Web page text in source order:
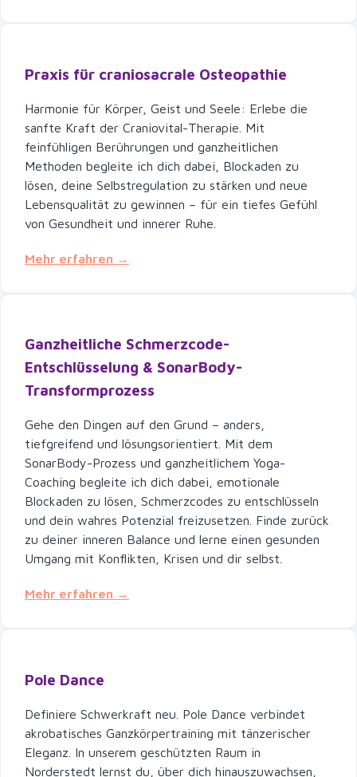
Praxis für craniosacrale Osteopathie
Harmonie für Körper, Geist und Seele: Erlebe die
sanfte Kraft der Craniovital-Therapie. Mit
feinfühligen Berührungen und ganzheitlichen
Methoden begleite ich dich dabei, Blockaden zu
lösen, deine Selbstregulation zu stärken und neue
Lebensqualität zu gewinnen – für ein tiefes Gefühl
von Gesundheit und innerer Ruhe.
Mehr erfahren →
Ganzheitliche Schmerzcode-
Entschlüsselung & SonarBody-
Transformprozess
Gehe den Dingen auf den Grund – anders,
tiefgreifend und lösungsorientiert. Mit dem
SonarBody-Prozess und ganzheitlichem Yoga-
Coaching begleite ich dich dabei, emotionale
Blockaden zu lösen, Schmerzcodes zu entschlüsseln
und dein wahres Potenzial freizusetzen. Finde zurück
zu deiner inneren Balance und lerne einen gesunden
Umgang mit Konflikten, Krisen und dir selbst.
Mehr erfahren →
Pole Dance
Definiere Schwerkraft neu. Pole Dance verbindet
akrobatisches Ganzkörpertraining mit tänzerischer
Eleganz. In unserem geschützten Raum in
Norderstedt lernst du, über dich hinauszuwachsen,